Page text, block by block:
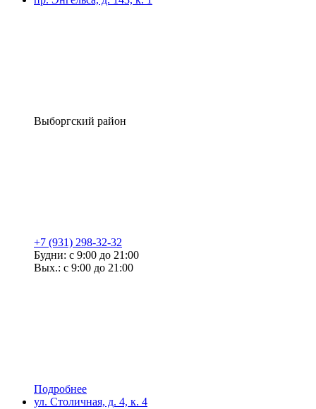
Выборгский район
+7 (931) 298-32-32
Будни: с 9:00 до 21:00
Вых.: с 9:00 до 21:00
Подробнее
ул. Столичная, д. 4, к. 4